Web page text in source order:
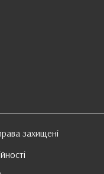
захищені